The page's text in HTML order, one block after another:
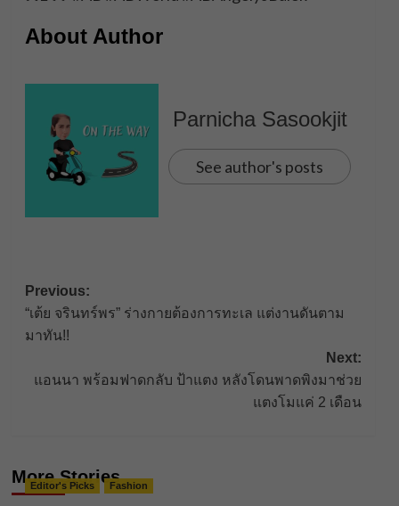
About Author
Parnicha Sasookjit
See author's posts
Post
navigation
Previous:
“เต้ย จรินทร์พร” ร่างกายต้องการทะเล แต่งานดันตาม
มาทัน!!
Next:
แอนนา พร้อมฟาดกลับ ป้าแตง หลังโดนพาดพิงมาช่วย
แตงโมแค่ 2 เดือน
More Stories
Editor's Picks Fashion